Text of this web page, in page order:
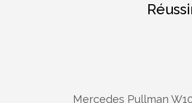
Mercedes Pullman